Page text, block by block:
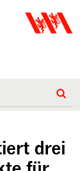
drei